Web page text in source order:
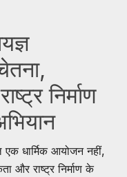
निर्माण
एक धार्मिक आयोजन नहीं,
और राष्ट्र निर्माण के